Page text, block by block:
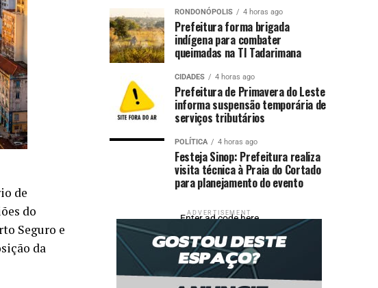
de
do
Seguro e
da
RONDONÓPOLIS 4 horas ago
Prefeitura forma brigada
indígena para combater
queimadas na TI Tadarimana
CIDADES 4 horas ago
Prefeitura de Primavera do Leste
informa suspensão temporária de
serviços tributários
POLÍTICA 4 horas ago
Festeja Sinop: Prefeitura realiza
visita técnica à Praia do Cortado
para planejamento do evento
ADVERTISEMENT
Enter ad code here